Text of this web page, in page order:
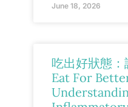
June 18, 2026
吃出好狀態：
Eat For